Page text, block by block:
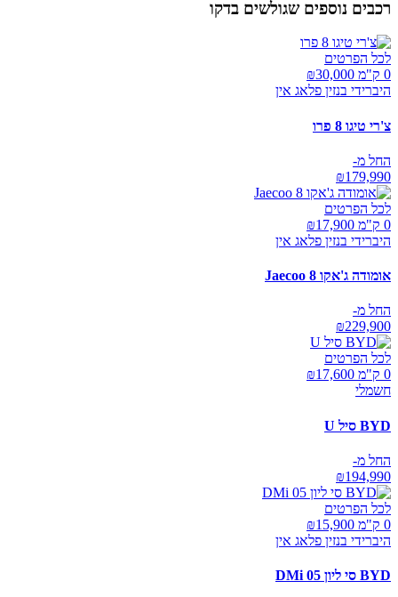
רכבים נוספים שגולשים בדקו
לכל הפרטים
0 ק"מ ₪
30,000
היברידי בנזין פלאג אין
צ'רי טיגו 8 פרו
החל מ-
₪179,990
לכל הפרטים
0 ק"מ ₪
17,900
היברידי בנזין פלאג אין
אומודה ג'אקו Jaecoo 8
החל מ-
₪229,900
לכל הפרטים
0 ק"מ ₪
17,600
חשמלי
BYD סיל U
החל מ-
₪194,990
לכל הפרטים
0 ק"מ ₪
15,900
היברידי בנזין פלאג אין
BYD סי ליון 05 DMi